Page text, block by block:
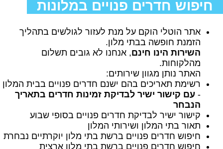
חיפוש חדרים פנויים במלונות
אתר הוטלי הוקם על מנת לעזור לגולשים בתהליך
הזמנת חופשה בבתי מלון.
השירות הינו חינם, אנחנו לא גובים תשלום
מהלקוחות.
האתר נותן מגוון שירותים:
רשימת תאריכים בהם ישנם חדרים פנויים בבית המלון
- עם קישור ישיר לבדיקת זמינות חדרים בתאריך
הנבחר
קישור ישיר לבדיקת חדרים פנויים בסופי שבוע
תאור בתי המלון ושירותי המלון
חיפוש חדרים פנויים ברשת בתי מלון יוקרתיים נבחרת
חיפוש חדרים פנויים ברשת בתי מלון ארצית